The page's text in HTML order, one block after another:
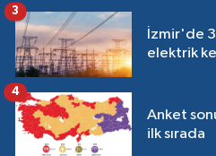
İzmir'de
elektrik
3
Anket
ilk sırada
4